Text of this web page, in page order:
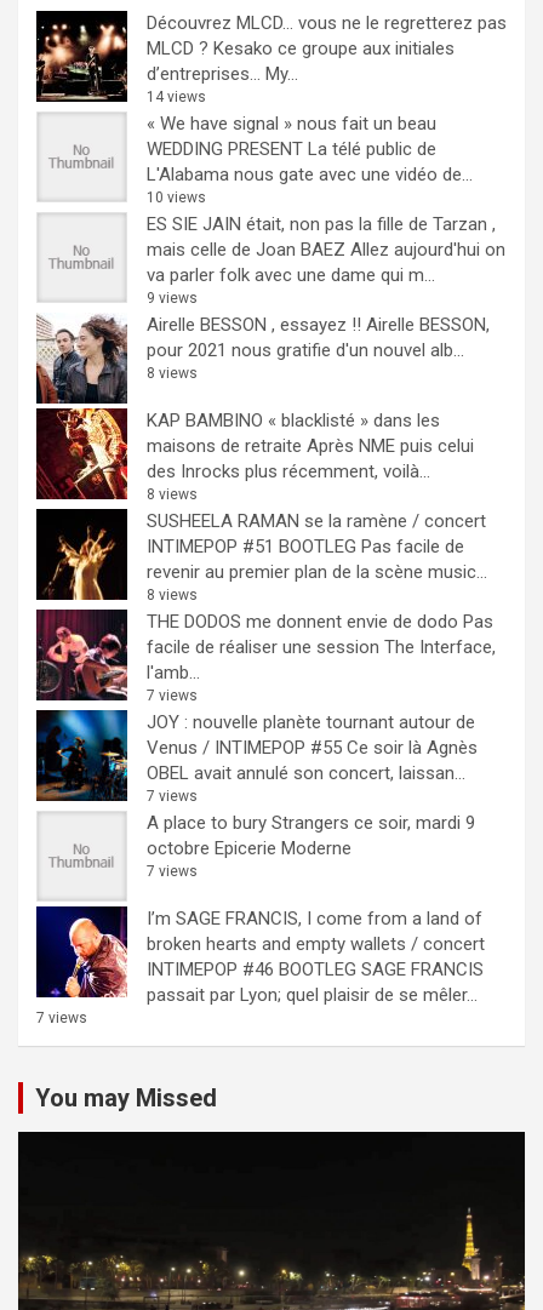
Découvrez MLCD… vous ne le regretterez pas
MLCD ? Kesako ce groupe aux initiales
d’entreprises… My...
14 views
« We have signal » nous fait un beau
WEDDING PRESENT La télé public de
L'Alabama nous gate avec une vidéo de...
10 views
ES SIE JAIN était, non pas la fille de Tarzan ,
mais celle de Joan BAEZ Allez aujourd'hui on
va parler folk avec une dame qui m...
9 views
Airelle BESSON , essayez !! Airelle BESSON,
pour 2021 nous gratifie d'un nouvel alb...
8 views
KAP BAMBINO « blacklisté » dans les
maisons de retraite Après NME puis celui
des Inrocks plus récemment, voilà...
8 views
SUSHEELA RAMAN se la ramène / concert
INTIMEPOP #51 BOOTLEG Pas facile de
revenir au premier plan de la scène music...
8 views
THE DODOS me donnent envie de dodo Pas
facile de réaliser une session The Interface,
l'amb...
7 views
JOY : nouvelle planète tournant autour de
Venus / INTIMEPOP #55 Ce soir là Agnès
OBEL avait annulé son concert, laissan...
7 views
A place to bury Strangers ce soir, mardi 9
octobre Epicerie Moderne
7 views
I’m SAGE FRANCIS, I come from a land of
broken hearts and empty wallets / concert
INTIMEPOP #46 BOOTLEG SAGE FRANCIS
passait par Lyon; quel plaisir de se mêler...
7 views
You may Missed